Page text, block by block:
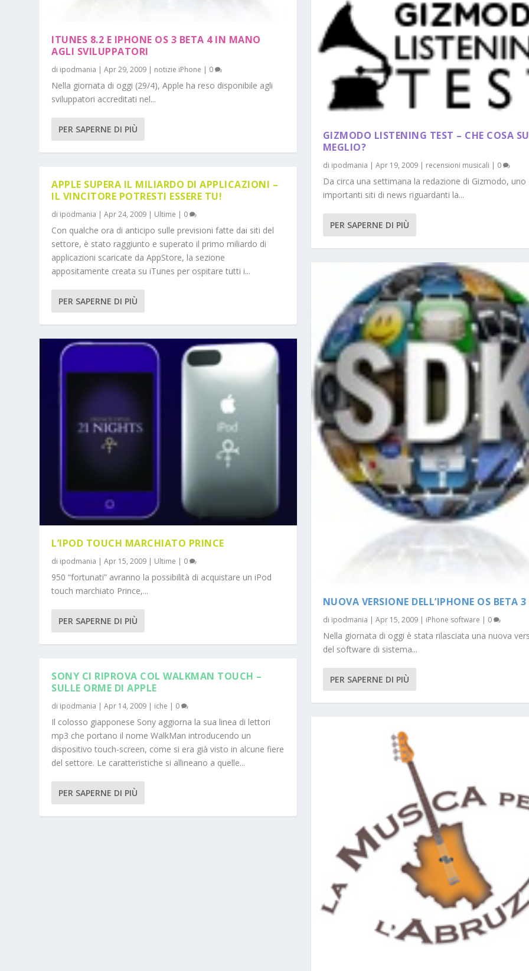
ITUNES 8.2 E IPHONE OS 3 BETA 4 IN MANO
AGLI SVILUPPATORI
di ipodmania |Apr 29, 2009 | notizie iPhone | 0
Nella giornata di oggi (29/4), Apple ha reso disponibile agli
sviluppatori accreditati nel...
PER SAPERNE DI PIÙ
APPLE SUPERA IL MILIARDO DI APPLICAZIONI –
IL VINCITORE POTRESTI ESSERE TU!
di ipodmania |Apr 24, 2009 | Ultime | 0
Con qualche ora di anticipo sulle previsioni fatte dai siti del
settore, è stato raggiunto e superato il primo miliardo di
applicazioni scaricate da AppStore, la sezione
appositamente creata su iTunes per ospitare tutti i...
PER SAPERNE DI PIÙ
L’IPOD TOUCH MARCHIATO PRINCE
di ipodmania |Apr 15, 2009 | Ultime | 0
950 “fortunati” avranno la possibilità di acquistare un iPod
touch marchiato Prince,...
PER SAPERNE DI PIÙ
SONY CI RIPROVA COL WALKMAN TOUCH –
SULLE ORME DI APPLE
di ipodmania |Apr 14, 2009 | iche | 0
Il colosso giapponese Sony aggiorna la sua linea di lettori
mp3 che portano il nome WalkMan introducendo un
dispositivo touch-screen, come si era già visto in alcune fiere
del settore. Le caratteristiche si allineano a quelle...
PER SAPERNE DI PIÙ
GIZMODO LISTENING TEST – CHE COSA
MEGLIO?
di ipodmania | Apr 19, 2009| recensioni musicali | 0
Da circa una settimana la redazione di Gizmodo, uno
importanti siti di news riguardanti la...
PER SAPERNE DI PIÙ
NUOVA VERSIONE DELL’IPHONE OS BETA 3
di ipodmania Apr 15, 2009| iPhone software 0
Nella giornata di oggi è stata rilasciata una nuova
del software di sistema...
PER SAPERNE DI PIÙ